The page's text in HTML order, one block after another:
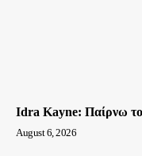
Idra Kayne: Παίρνω
August 6, 2026